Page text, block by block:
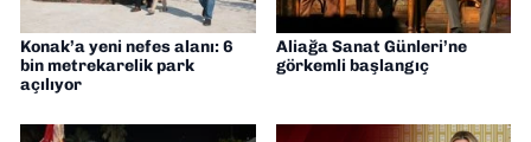
Konak’a yeni nefes alanı: 6
bin metrekarelik park
açılıyor
Aliağa Sanat Günleri’ne
görkemli başlangıç